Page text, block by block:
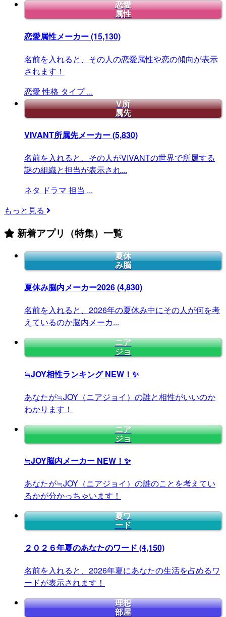
恋愛
属性
恋愛属性メーカー(15,130)
名前を入れると、その人の恋愛属性や恋の傾向が表示
されます！
恋愛 性格 タイプ ...
V所
属先
VIVANT所属先メーカー(5,830)
名前を入れると、その人がVIVANTの世界で所属する
謎の組織と担当が表示され...
ネタ ドラマ 担当 ...
もっと見る
新着アプリ（特集）一覧
夏休
み脳
夏休み脳内メーカー2026(4,830)
名前を入れると、2026年の夏休み中にその人が何を考
えているのか脳内メーカ...
ニア
ジョ
≒JOY相性ランキングNEW！✨
あなたが≒JOY（ニアジョイ）の誰と相性がいいのか
わかります！
ニア
ジョ
≒JOY脳内メーカー NEW！✨
あなたが≒JOY（ニアジョイ）の誰のことを考えてい
るかが分かっちゃいます！
夏ワ
ード
２０２６年夏のあなたのワード (4,150)
名前を入れると、2026年夏にあなたの生活を占めるワ
ードが表示されます！
理想
部屋